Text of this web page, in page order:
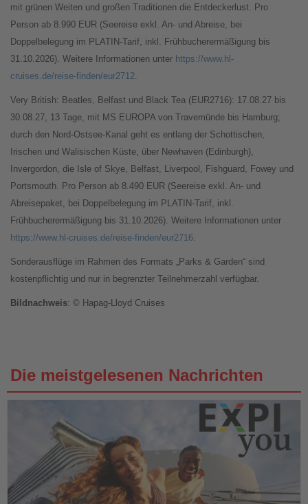
mit grünen Weiten und großen Traditionen die Entdeckerlust. Pro
Person ab 8.990 EUR (Seereise exkl. An- und Abreise, bei
Doppelbelegung im PLATIN-Tarif, inkl. Frühbucherermäßigung bis
31.10.2026). Weitere Informationen unter https://www.hl-
cruises.de/reise-finden/eur2712.
Very British: Beatles, Belfast und Black Tea (EUR2716): 17.08.27 bis
30.08.27, 13 Tage, mit MS EUROPA von Travemünde bis Hamburg;
durch den Nord-Ostsee-Kanal geht es entlang der Schottischen,
Irischen und Walisischen Küste, über Newhaven (Edinburgh),
Invergordon, die Isle of Skye, Belfast, Liverpool, Fishguard, Fowey und
Portsmouth. Pro Person ab 8.490 EUR (Seereise exkl. An- und
Abreisepaket, bei Doppelbelegung im PLATIN-Tarif, inkl.
Frühbucherermäßigung bis 31.10.2026). Weitere Informationen unter
https://www.hl-cruises.de/reise-finden/eur2716.
Sonderausflüge im Rahmen des Formats „Parks & Garden“ sind
kostenpflichtig und nur in begrenzter Teilnehmerzahl verfügbar.
Bildnachweis: © Hapag-Lloyd Cruises
Die meistgelesenen Nachrichten